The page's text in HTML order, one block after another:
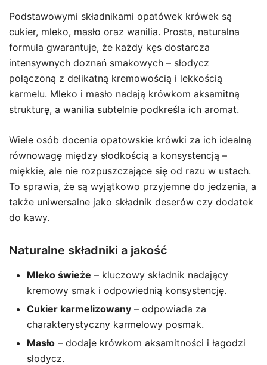
Podstawowymi składnikami opatówek krówek są
cukier, mleko, masło oraz wanilia. Prosta, naturalna
formuła gwarantuje, że każdy kęs dostarcza
intensywnych doznań smakowych – słodycz
połączoną z delikatną kremowością i lekkością
karmelu. Mleko i masło nadają krówkom aksamitną
strukturę, a wanilia subtelnie podkreśla ich aromat.
Wiele osób docenia opatowskie krówki za ich idealną
równowagę między słodkością a konsystencją –
miękkie, ale nie rozpuszczające się od razu w ustach.
To sprawia, że są wyjątkowo przyjemne do jedzenia, a
także uniwersalne jako składnik deserów czy dodatek
do kawy.
Naturalne składniki a jakość
Mleko świeże – kluczowy składnik nadający
kremowy smak i odpowiednią konsystencję.
Cukier karmelizowany – odpowiada za
charakterystyczny karmelowy posmak.
Masło – dodaje krówkom aksamitności i łagodzi
słodycz.